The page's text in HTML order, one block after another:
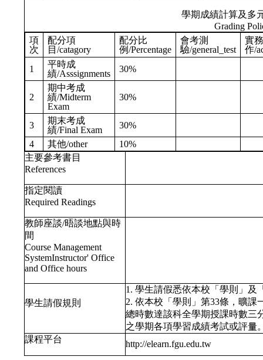
學期成績計算及多
Grading
項
次
配分項
目/catagory
配分比
例/Percentage
會考測
驗/general_test
實
作/
1
平時成
績/Asssignments
30%
2
期中考成
績/Midterm
Exam
30%
3
期末考成
績/Final Exam
30%
4
其他/other
10%
主要參考書目
References
指定閱讀
Required Readings
教師座談/晤談地點與時
間
Course Management
SystemInstructor' Office
and Office hours
學生請假規則
1. 學生請假悉依本校「學則」及
2. 依本校「學則」第33條，曠
總時數達該科全學期授課時數三
之學期各項學習成績考試或評量
課程平台
http://elearn.fgu.edu.tw